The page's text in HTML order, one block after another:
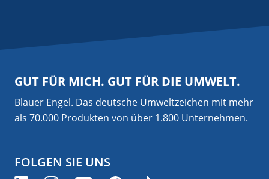
GUT FÜR MICH. GUT FÜR DIE UMWELT.
Blauer Engel. Das deutsche Umweltzeichen mit mehr
als 70.000 Produkten von über 1.800 Unternehmen.
FOLGEN SIE UNS